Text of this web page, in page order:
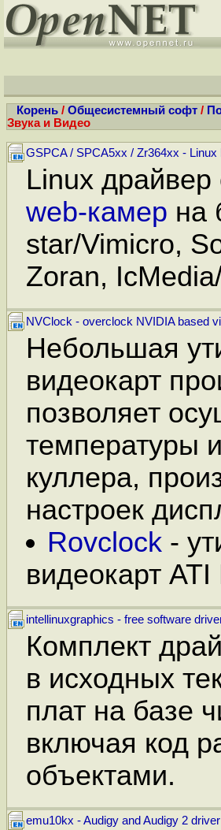
Корень / Общесистемный софт /
Звука и Видео
GSPCA / SPCA5xx / Zr364xx -
Linux
web-камер на
star/Vimicro,
Zoran,
NVClock - overclock NVIDIA based
Небольшая
видеокарт
позволяет
температуры
куллера,
настроек
Rovclock-
видеокарт
intellinuxgraphics - free software
Комплект
в исходных
плат на базе
включая код
объектами.
emu10kx - Audigy and Audigy 2